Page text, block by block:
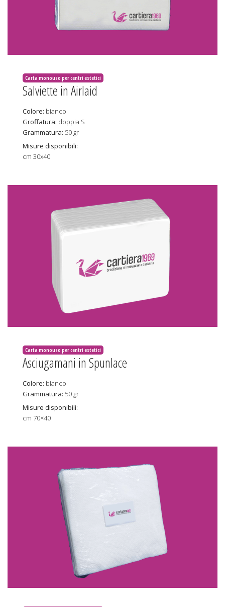
Carta monouso per centri estetici
Salviette in Airlaid
Colore: bianco
Groffatura: doppia S
Grammatura: 50 gr
Misure disponibili:
cm 30x40
Carta monouso per centri estetici
Asciugamani in Spunlace
Colore: bianco
Grammatura: 50 gr
Misure disponibili:
cm 70×40